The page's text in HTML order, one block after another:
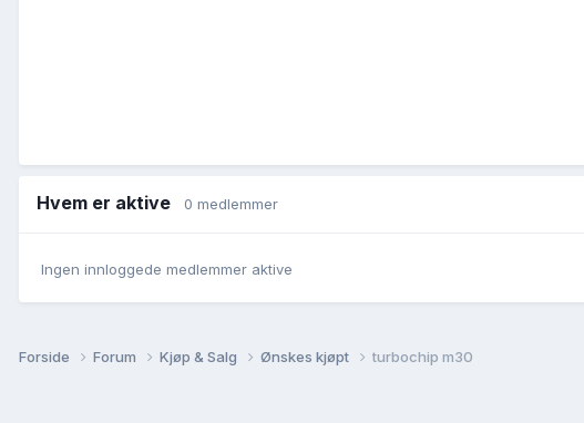
Hvem er aktive 0 medlemmer
Ingen innloggede medlemmer aktive
Forside Forum Kjøp & Salg Ønskes kjøpt turbochip m30